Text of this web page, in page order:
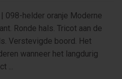
098-helder oranje Moderne
Ronde hals. Tricot aan de
Verstevigde boord. Het
wanneer het langdurig
...